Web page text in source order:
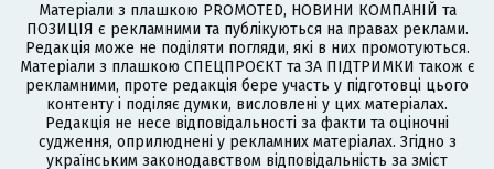
Матеріали з плашкою PROMOTED, НОВИНИ КОМПАНІЙ та
ПОЗИЦІЯ є рекламними та публікуються на правах реклами.
Редакція може не поділяти погляди, які в них промотуються.
Матеріали з плашкою СПЕЦПРОЄКТ та ЗА ПІДТРИМКИ також є
рекламними, проте редакція бере участь у підготовці цього
контенту і поділяє думки, висловлені у цих матеріалах.
Редакція не несе відповідальності за факти та оціночні
судження, оприлюднені у рекламних матеріалах. Згідно з
українським законодавством відповідальність за зміст